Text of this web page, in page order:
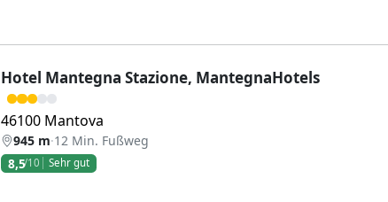
Hotel Mantegna Stazione, MantegnaHotels
46100 Mantova
945 m·12 Min. Fußweg
8,5/10 Sehr gut